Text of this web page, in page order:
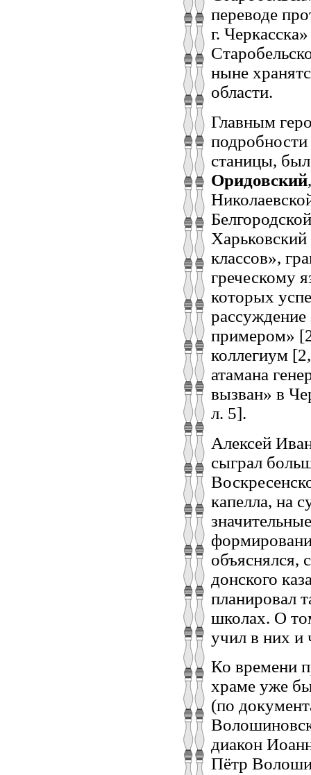
переводе
г.
ныне
области.
Главным
станицы,
Оридовский
Харьковский
классов»,
греческому
которых
примером»
коллегиум
атамана
вызван» в
л. 5].
Алексей
сыграл
капелла, на
объяснялся,
донского
планировал
школах. О
учил в них и
Ко времени
храме уже
(по
диакон
Пётр